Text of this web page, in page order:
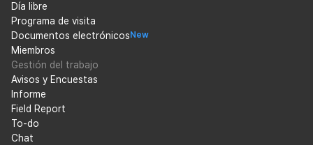
Día libre
Programa de visita
Documentos electrónicos New
Miembros
Gestión del trabajo
Avisos y Encuestas
Informe
Field Report
To-do
Chat